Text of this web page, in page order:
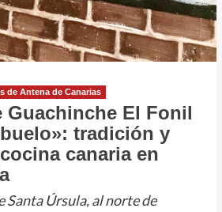
de Antena de Canarias
Guachinche El Fonil
tradición y
canaria en
Santa Úrsula, al norte de